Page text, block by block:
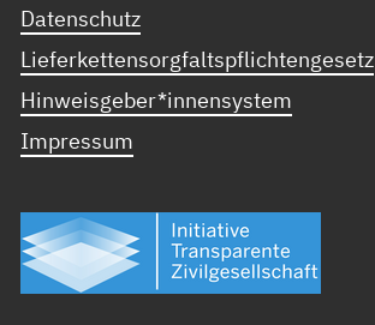
Datenschutz
Lieferkettensorgfaltspflichtengesetz
Hinweisgeber*innensystem
Impressum